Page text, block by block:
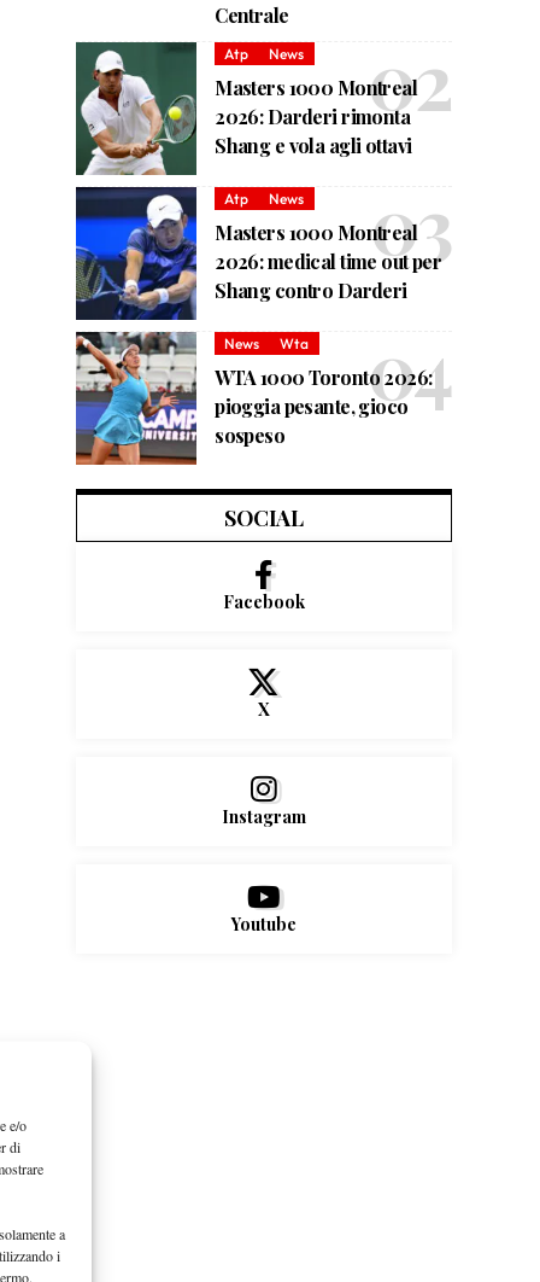
e/o
di
a
i
Centrale
Atp News
Masters 1000 Montreal
2026: Darderi rimonta
Shang e vola agli ottavi
Atp News
Masters 1000 Montreal
2026: medical time out per
Shang contro Darderi
News Wta
WTA 1000 Toronto 2026:
pioggia pesante, gioco
sospeso
SOCIAL
Facebook
X
Instagram
Youtube